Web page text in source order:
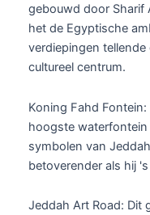
gebouwd door Sharif
het de Egyptische
verdiepingen
cultureel centrum.
Koning Fahd
hoogste
symbolen van
betoverender als hij
Jeddah Art Road: Dit